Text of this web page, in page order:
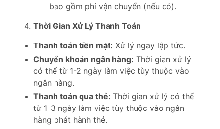
bao gồm phí vận chuyển (nếu có).
Thời Gian Xử Lý Thanh Toán
Thanh toán tiền mặt: Xử lý ngay lập tức.
Chuyển khoản ngân hàng: Thời gian xử lý
có thể từ 1-2 ngày làm việc tùy thuộc vào
ngân hàng.
Thanh toán qua thẻ: Thời gian xử lý có thể
từ 1-3 ngày làm việc tùy thuộc vào ngân
hàng phát hành thẻ.